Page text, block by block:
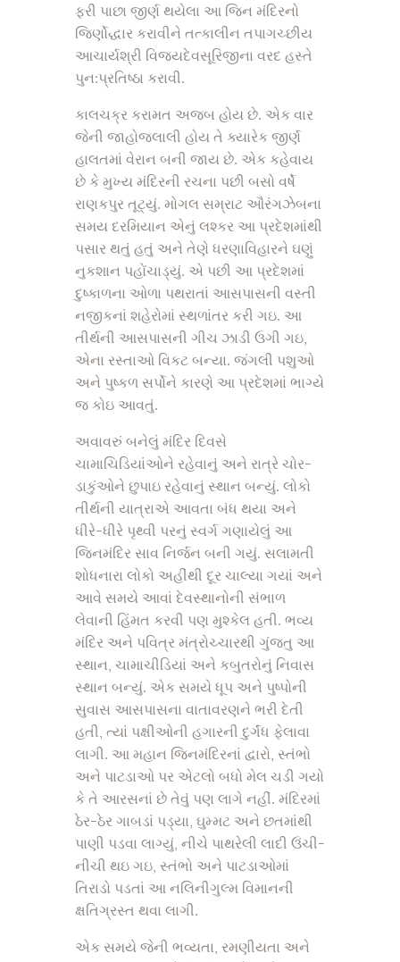
ફરી પાછા જીર્ણ થયેલા આ જિન મંદિરનો
જિર્ણોદ્ધાર કરાવીને તત્કાલીન તપાગચ્છીય
આચાર્યશ્રી વિજયદેવસૂરિજીના વરદ હસ્તે
પુન:પ્રતિષ્ઠા કરાવી.
કાલચક્ર કરામત અજબ હોય છે. એક વાર
જેની જાહોજલાલી હોય તે ક્યારેક જીર્ણ
હાલતમાં વેરાન બની જાય છે. એક કહેવાય
છે કે મુખ્ય મંદિરની રચના પછી બસો વર્ષે
રાણકપુર તૂટ્યું. મોગલ સમ્રાટ ઔરંગઝેબના
સમય દરમિયાન એનું લશ્કર આ પ્રદેશમાંથી
પસાર થતું હતું અને તેણે ધરણાવિહારને ઘણું
નુકશાન પહોંચાડ્યું. એ પછી આ પ્રદેશમાં
દુષ્કાળના ઓળા પથરાતાં આસપાસની વસ્તી
નજીકનાં શહેરોમાં સ્થળાંતર કરી ગઇ. આ
તીર્થની આસપાસની ગીચ ઝાડી ઉગી ગઇ,
એના રસ્તાઓ વિકટ બન્યા. જંગલી પશુઓ
અને પુષ્કળ સર્પોને કારણે આ પ્રદેશમાં ભાગ્યે
જ કોઇ આવતું.
અવાવરું બનેલું મંદિર દિવસે
ચામાચિડિયાંઓને રહેવાનું અને રાત્રે ચોર-
ડાકુંઓને છુપાઇ રહેવાનું સ્થાન બન્યું. લોકો
તીર્થની યાત્રાએ આવતા બંધ થયા અને
ધીરે-ધીરે પૃથ્વી પરનું સ્વર્ગ ગણાયેલું આ
જિનમંદિર સાવ નિર્જન બની ગયું. સલામતી
શોધનારા લોકો અહીંથી દૂર ચાલ્યા ગયાં અને
આવે સમયે આવાં દેવસ્થાનોની સંભાળ
લેવાની હિંમત કરવી પણ મુશ્કેલ હતી. ભવ્ય
મંદિર અને પવિત્ર મંત્રોચ્ચારથી ગુંજતુ આ
સ્થાન, ચામાચીડિયાં અને કબુતરોનું નિવાસ
સ્થાન બન્યું. એક સમયે ધૂપ અને પુષ્પોની
સુવાસ આસપાસના વાતાવરણને ભરી દેતી
હતી, ત્યાં પક્ષીઓની હગારની દુર્ગંધ ફેલાવા
લાગી. આ મહાન જિનમંદિરનાં દ્વારો, સ્તંભો
અને પાટડાઓ પર એટલો બધો મેલ ચડી ગયો
કે તે આરસનાં છે તેવું પણ લાગે નહીં. મંદિરમાં
ઠેર-ઠેર ગાબડાં પડ્યા, ઘુમ્મટ અને છતમાંથી
પાણી પડવા લાગ્યું, નીચે પાથરેલી લાદી ઉંચી-
નીચી થઇ ગઇ, સ્તંભો અને પાટડાઓમાં
તિરાડો પડતાં આ નલિનીગુલ્મ વિમાનની
ક્ષતિગ્રસ્ત થવા લાગી.
એક સમયે જેની ભવ્યતા, રમણીયતા અને